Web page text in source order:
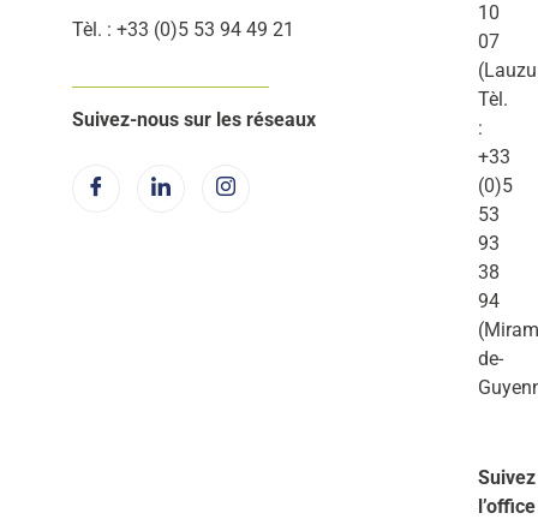
Tèl. : +33 (0)5 53 94 49 21
Suivez-nous sur les réseaux
10
07
Tèl.
:
+33
(0)5
53
93
38
94
de-
Suivez
l’office